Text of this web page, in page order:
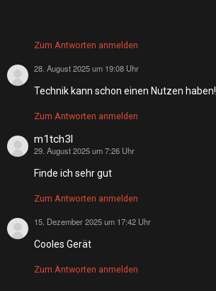
Zum Antworten anmelden
sagt:
28. August 2025 um 19:08 Uhr
Technik kann schon einen Nutzen haben!
Zum Antworten anmelden
m1tch3l
sagt:
29. August 2025 um 7:26 Uhr
Finde ich sehr gut
Zum Antworten anmelden
sagt:
15. Dezember 2025 um 17:42 Uhr
Cooles Gerät
Zum Antworten anmelden